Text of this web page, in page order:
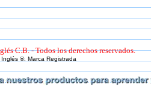
C.B. - Todos los derechos reservados.
®. Marca Registrada